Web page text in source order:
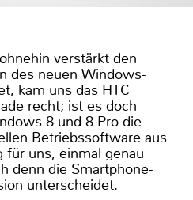
verstärkt den
des neuen Windows-
kam uns das HTC
recht; ist es doch
8 und 8 Pro die
Betriebssoftware aus
für uns, einmal genau
denn die Smartphone-
unterscheidet.